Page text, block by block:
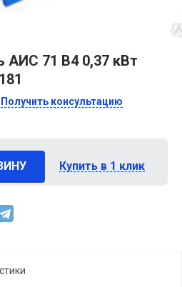
АИС 71 В4 0,37 кВт
Получить консультацию
Купить в 1 клик